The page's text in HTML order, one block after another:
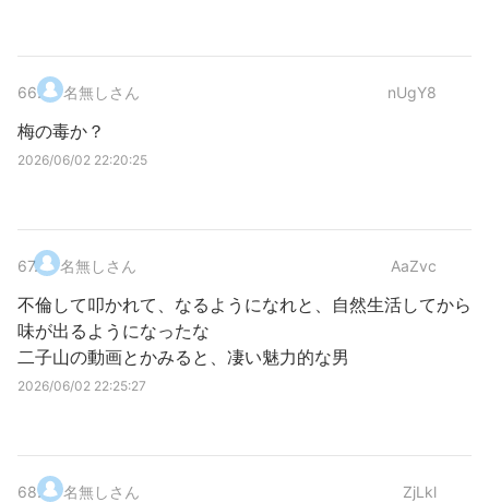
66. 名無しさん nUgY8
梅の毒か？
2026/06/02 22:20:25
67. 名無しさん AaZvc
不倫して叩かれて、なるようになれと、自然生活してから
味が出るようになったな
二子山の動画とかみると、凄い魅力的な男
2026/06/02 22:25:27
68. 名無しさん ZjLkl